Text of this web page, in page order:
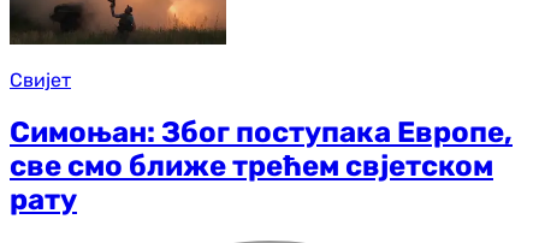
Свијет
Симоњан: Због поступака Европе,
све смо ближе трећем свјетском
рату